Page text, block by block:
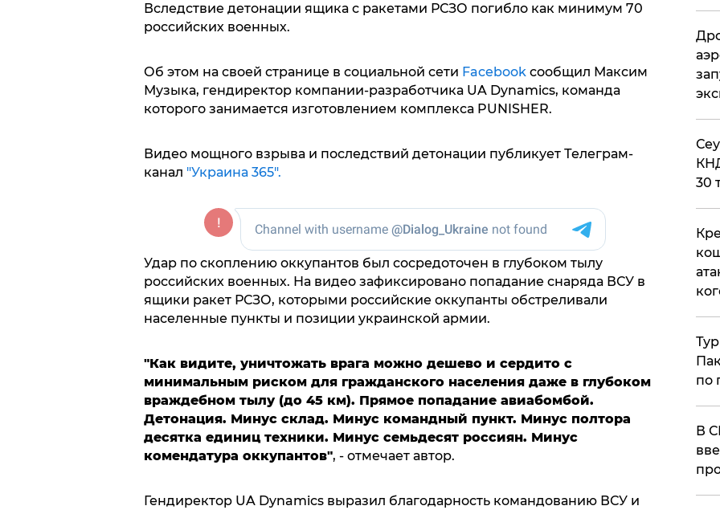
Вследствие детонации ящика с ракетами РСЗО погибло как минимум 70
российских военных.
Об этом на своей странице в социальной сети Facebookсообщил Максим
Музыка, гендиректор компании-разработчика UA Dynamics, команда
которого занимается изготовлением комплекса PUNISHER.
Видео мощного взрыва и последствий детонации публикует Телеграм-
канал "Украина 365".
Удар по скоплению оккупантов был сосредоточен в глубоком тылу
российских военных. На видео зафиксировано попадание снаряда ВСУ в
ящики ракет РСЗО, которыми российские оккупанты обстреливали
населенные пункты и позиции украинской армии.
"Как видите, уничтожать врага можно дешево и сердито с
минимальным риском для гражданского населения даже в глубоком
враждебном тылу (до 45 км). Прямое попадание авиабомбой.
Детонация. Минус склад. Минус командный пункт. Минус полтора
десятка единиц техники. Минус семьдесят россиян. Минус
комендатура оккупантов", - отмечает автор.
Гендиректор UA Dynamics выразил благодарность командованию ВСУ и
30
по
В